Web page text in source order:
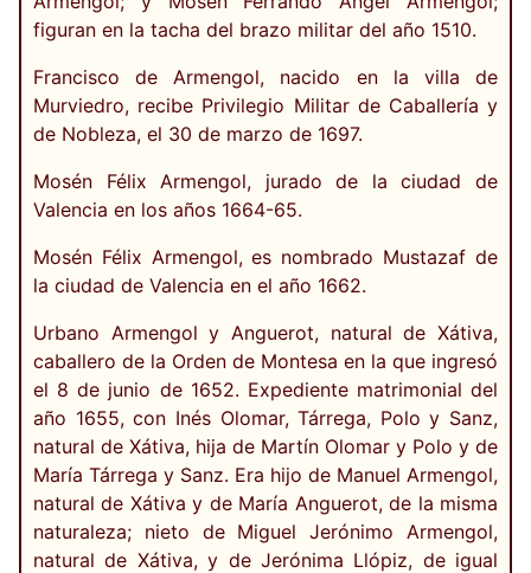
figuran en la tacha del brazo militar del año 1510.
Francisco de Armengol, nacido en la villa de
Murviedro, recibe Privilegio Militar de Caballería y
de Nobleza, el 30 de marzo de 1697.
Mosén Félix Armengol, jurado de la ciudad de
Valencia en los años 1664-65.
Mosén Félix Armengol, es nombrado Mustazaf de
la ciudad de Valencia en el año 1662.
Urbano Armengol y Anguerot, natural de Xátiva,
caballero de la Orden de Montesa en la que ingresó
el 8 de junio de 1652. Expediente matrimonial del
año 1655, con Inés Olomar, Tárrega, Polo y Sanz,
natural de Xátiva, hija de Martín Olomar y Polo y de
María Tárrega y Sanz. Era hijo de Manuel Armengol,
natural de Xátiva y de María Anguerot, de la misma
naturaleza; nieto de Miguel Jerónimo Armengol,
natural de Xátiva, y de Jerónima Llópiz, de igual